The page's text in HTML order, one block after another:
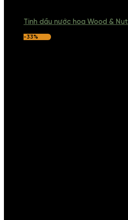
Tinh dầu nước hoa Wood & Nut
-33%